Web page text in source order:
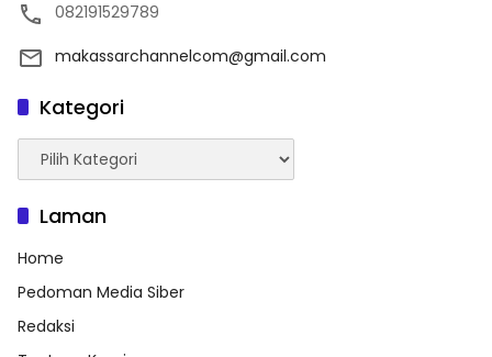
082191529789
makassarchannelcom@gmail.com
Kategori
Kategori
Laman
Home
Pedoman Media Siber
Redaksi